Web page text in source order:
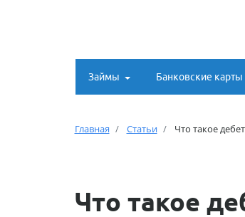
Займы Банковские карты
Главная Статьи Что такое
Что такое